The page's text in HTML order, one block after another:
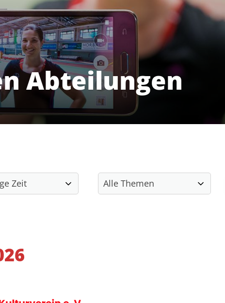
Abteilungen
Angebote
Soziale Projekte